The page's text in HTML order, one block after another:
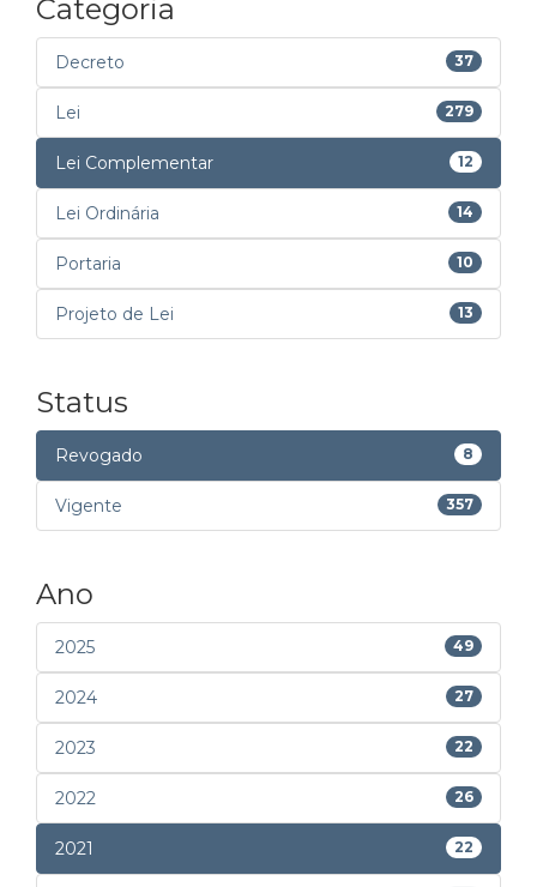
Categoria
Decreto 37
Lei 279
Lei Complementar 12
Lei Ordinária 14
Portaria 10
Projeto de Lei 13
Status
Revogado 8
Vigente 357
Ano
2025 49
2024 27
2023 22
2022 26
2021 22